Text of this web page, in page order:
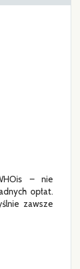
– nie
opłat.
zawsze